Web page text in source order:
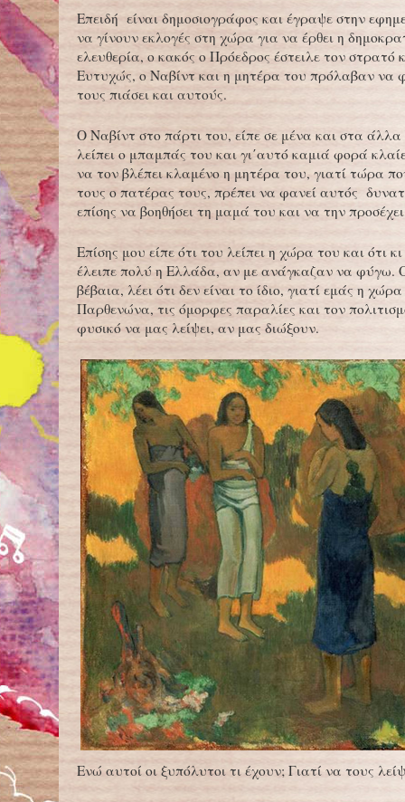
Επειδή είναι δημοσιογράφος και έγραψε στην
να γίνουν εκλογές στη χώρα για να έρθει η
ελευθερία, ο κακός ο Πρόεδρος έστειλε τον στρατό
Ευτυχώς, ο Ναβίντ και η μητέρα του πρόλαβαν να
τους πιάσει και αυτούς.
Ο Ναβίντ στο πάρτι του, είπε σε μένα και στα άλλα
λείπει ο μπαμπάς του και γι΄αυτό καμιά φορά
να τον βλέπει κλαμένο η μητέρα του, γιατί τώρα
τους ο πατέρας τους, πρέπει να φανεί αυτός
επίσης να βοηθήσει τη μαμά του και να την
Επίσης μου είπε ότι του λείπει η χώρα του και ότι
έλειπε πολύ η Ελλάδα, αν με ανάγκαζαν να φύγω.
βέβαια, λέει ότι δεν είναι το ίδιο, γιατί εμάς η
Παρθενώνα, τις όμορφες παραλίες και τον
φυσικό να μας λείψει, αν μας διώξουν.
Ενώ αυτοί οι ξυπόλυτοι τι έχουν; Γιατί να τους